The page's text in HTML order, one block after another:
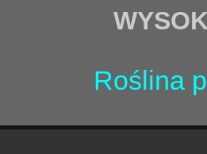
Roślina